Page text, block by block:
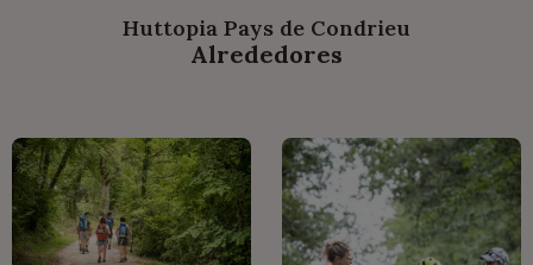
Huttopia Pays de Condrieu
Alrededores